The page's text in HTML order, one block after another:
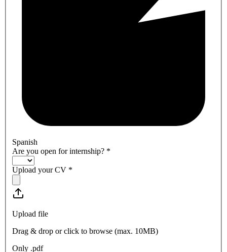
Spanish
Are you open for internship? *
Upload your CV *
Upload file
Drag & drop or click to browse (max. 10MB)
Only .pdf